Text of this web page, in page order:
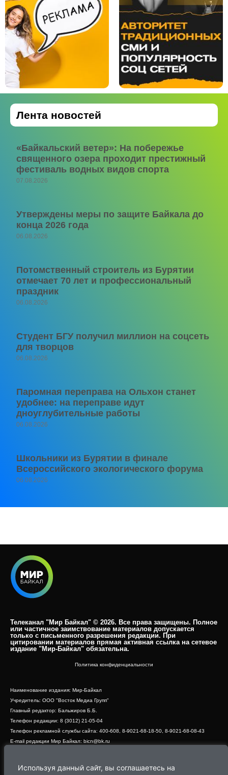
Используя данный сайт, вы соглашаетесь на
Лента новостей
«Байкальский ветер»: На побережье
священного озера проходит престижный
фестиваль водных видов спорта
07.08.2026
Утверждены меры по защите Байкала до
конца 2026 года
06.08.2026
Потомственный строитель из Бурятии
отмечает 70 лет и профессиональный
праздник
06.08.2026
Студент БГУ получил миллион на соцсеть
для творцов
06.08.2026
Паромная переправа на Ольхон станет
удобнее: на переправе идут
дноуглубительные работы
06.08.2026
Школьники из Бурятии в финале
Всероссийского экологического форума
06.08.2026
Телеканал "Мир Байкал" © 2026. Все права защищены. Полное
или частичное заимствование материалов допускается
только с письменного разрешения редакции. При
цитировании материалов прямая активная ссылка на сетевое
издание "Мир-Байкал" обязательна.​
Политика конфиденциальности
Наименование издания: Мир-Байкал
Учредитель: ООО "Восток Медиа Групп"
Главный редактор: Бальжиров Б.Б.
Телефон редакции: 8 (3012) 21-05-04
Телефон рекламной службы сайта: 400-608, 8-9021-68-18-50, 8-9021-68-08-43
E-mail редакции Мир Байкал: bicn@bk.ru
Адрес редакции: 670000, г. Улан-Удэ, ул. Профсоюзная, дом 44, офис 1